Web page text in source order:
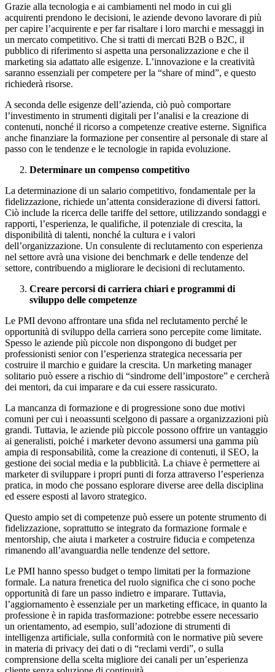
Grazie alla tecnologia e ai cambiamenti nel modo in cui gli
acquirenti prendono le decisioni, le aziende devono lavorare di più
per capire l’acquirente e per far risaltare i loro marchi e messaggi in
un mercato competitivo. Che si tratti di mercati B2B o B2C, il
pubblico di riferimento si aspetta una personalizzazione e che il
marketing sia adattato alle esigenze. L’innovazione e la creatività
saranno essenziali per competere per la “share of mind”, e questo
richiederà risorse.
A seconda delle esigenze dell’azienda, ciò può comportare
l’investimento in strumenti digitali per l’analisi e la creazione di
contenuti, nonché il ricorso a competenze creative esterne. Significa
anche finanziare la formazione per consentire al personale di stare al
passo con le tendenze e le tecnologie in rapida evoluzione.
Determinare un compenso competitivo
La determinazione di un salario competitivo, fondamentale per la
fidelizzazione, richiede un’attenta considerazione di diversi fattori.
Ciò include la ricerca delle tariffe del settore, utilizzando sondaggi e
rapporti, l’esperienza, le qualifiche, il potenziale di crescita, la
disponibilità di talenti, nonché la cultura e i valori
dell’organizzazione. Un consulente di reclutamento con esperienza
nel settore avrà una visione dei benchmark e delle tendenze del
settore, contribuendo a migliorare le decisioni di reclutamento.
Creare percorsi di carriera chiari e programmi di
sviluppo delle competenze
Le PMI devono affrontare una sfida nel reclutamento perché le
opportunità di sviluppo della carriera sono percepite come limitate.
Spesso le aziende più piccole non dispongono di budget per
professionisti senior con l’esperienza strategica necessaria per
costruire il marchio e guidare la crescita. Un marketing manager
solitario può essere a rischio di “sindrome dell’impostore” e cercherà
dei mentori, da cui imparare e da cui essere rassicurato.
La mancanza di formazione e di progressione sono due motivi
comuni per cui i neoassunti scelgono di passare a organizzazioni più
grandi. Tuttavia, le aziende più piccole possono offrire un vantaggio
ai generalisti, poiché i marketer devono assumersi una gamma più
ampia di responsabilità, come la creazione di contenuti, il SEO, la
gestione dei social media e la pubblicità. La chiave è permettere ai
marketer di sviluppare i propri punti di forza attraverso l’esperienza
pratica, in modo che possano esplorare diverse aree della disciplina
ed essere esposti al lavoro strategico.
Questo ampio set di competenze può essere un potente strumento di
fidelizzazione, soprattutto se integrato da formazione formale e
mentorship, che aiuta i marketer a costruire fiducia e competenza
rimanendo all’avanguardia nelle tendenze del settore.
Le PMI hanno spesso budget o tempo limitati per la formazione
formale. La natura frenetica del ruolo significa che ci sono poche
opportunità di fare un passo indietro e imparare. Tuttavia,
l’aggiornamento è essenziale per un marketing efficace, in quanto la
professione è in rapida trasformazione: potrebbe essere necessario
un orientamento, ad esempio, sull’adozione di strumenti di
intelligenza artificiale, sulla conformità con le normative più severe
in materia di privacy dei dati o di “reclami verdi”, o sulla
comprensione della scelta migliore dei canali per un’esperienza